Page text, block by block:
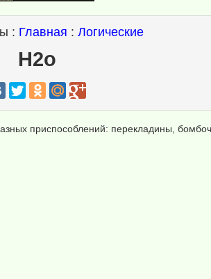
: Главная : Логические
H2o
приспособлений: перекладины,